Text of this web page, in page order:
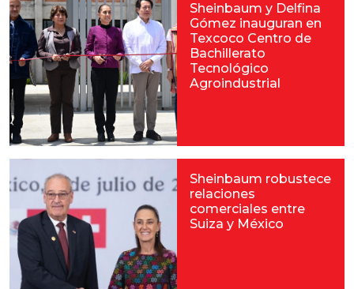
Sheinbaum y Delfina
Gómez inauguran en
Texcoco Centro de
Bachillerato
Tecnológico
Agroindustrial
Sheinbaum robustece
relaciones
comerciales entre
Suiza y México